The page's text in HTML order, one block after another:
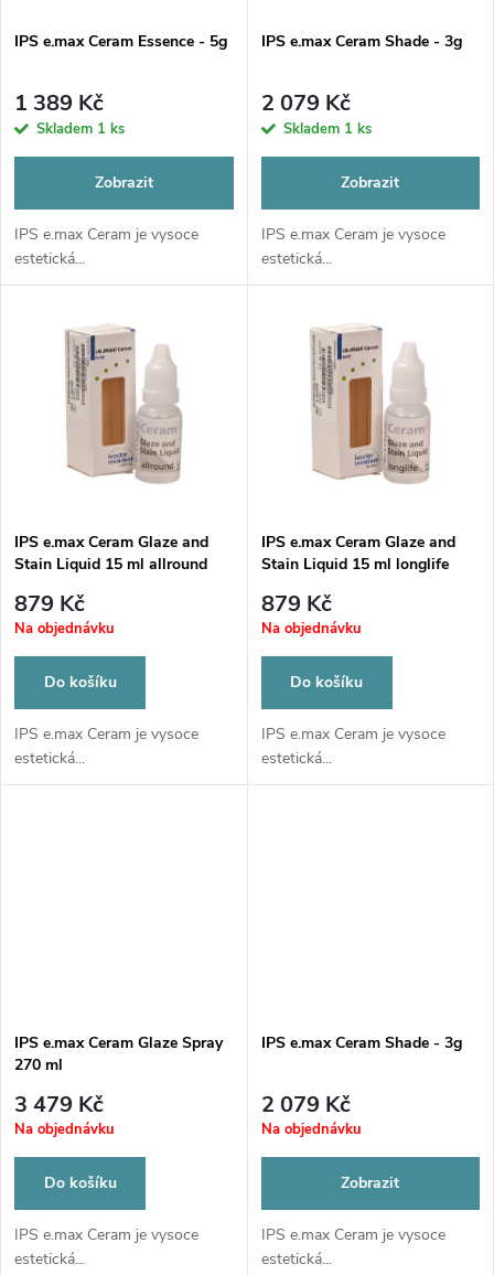
p
r
o
d
u
s
p
r
o
d
u
IPS e.max Ceram Essence - 5g
1 389 Kč
Skladem 1 ks
Zobrazit
IPS e.max Ceram je vysoce
estetická...
IPS e.max Ceram Shade - 3g
2 079 Kč
Skladem 1 ks
Zobrazit
IPS e.max Ceram je vysoce
estetická...
IPS e.max Ceram Glaze and
Stain Liquid 15 ml allround
879 Kč
Na objednávku
Do košíku
IPS e.max Ceram je vysoce
estetická...
IPS e.max Ceram Glaze and
Stain Liquid 15 ml longlife
879 Kč
Na objednávku
Do košíku
IPS e.max Ceram je vysoce
estetická...
IPS e.max Ceram Glaze Spray
270 ml
3 479 Kč
Na objednávku
Do košíku
IPS e.max Ceram je vysoce
estetická...
IPS e.max Ceram Shade - 3g
2 079 Kč
Na objednávku
Zobrazit
IPS e.max Ceram je vysoce
estetická...